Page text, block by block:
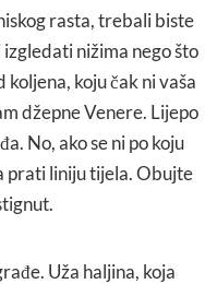
rasta, trebali biste
nižima nego što
koju čak ni vaša
džepne Venere. Lijepo
No, ako se ni po koju
prati liniju tijela. Obujte
Uža haljina, koja